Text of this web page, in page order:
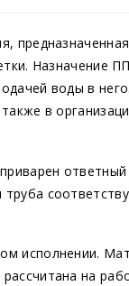
Назначение
воды в
в
исполнении.
на